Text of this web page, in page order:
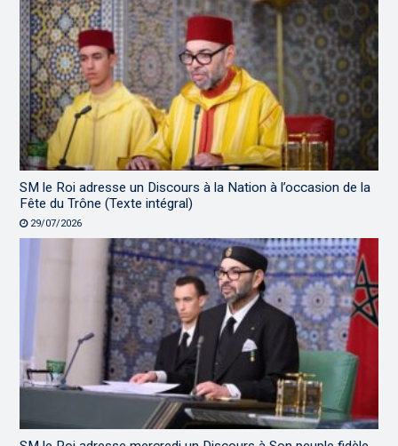
SM le Roi adresse un Discours à la Nation à l’occasion de la
Fête du Trône (Texte intégral)
29/07/2026